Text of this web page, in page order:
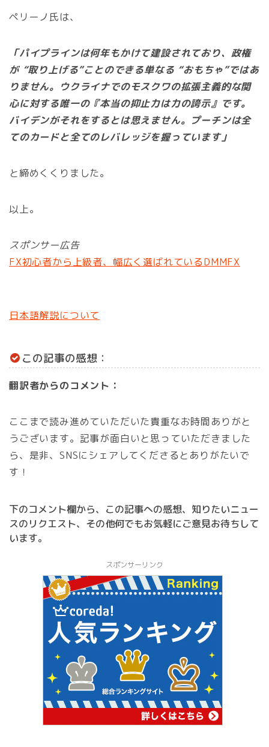
ペリーノ氏は、
「パイプラインは何年もかけて建設されており、政権
が “取り上げる”ことのできる単なる “おもちゃ”ではあ
りません。ウクライナでのモスクワの拡張主義的な関
心に対する唯一の『本当の抑止力は力の誇示』です。
バイデンがそれをするとは思えません。プーチンは全
てのカードと全てのレバレッジを握っています」
と締めくくりました。
以上。
スポンサー広告
FX初心者から上級者、幅広く選ばれているDMMFX
日本語解説について
この記事の感想：
翻訳者からのコメント：
ここまで読み進めていただいた貴重なお時間ありがと
うございます。記事が面白いと思っていただきました
ら、是非、SNSにシェアしてくださるとありがたいで
す！
下のコメント欄から、この記事への感想、知りたいニュー
スのリクエスト、その他何でもお気軽にご意見お待ちして
います。
スポンサーリンク